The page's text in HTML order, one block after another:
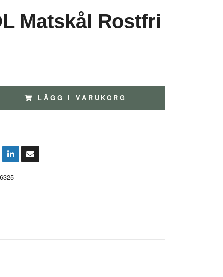
Matskål Rostfri
LÄGG I VARUKORG